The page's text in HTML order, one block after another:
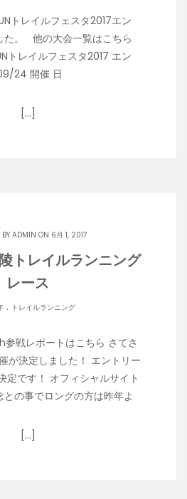
トレイルフェスタ2017エン
た。 他の大会一覧はこちら
トレイルフェスタ2017 エン
24 開催 日
[…]
ADMIN ON 6月 1, 2017
トレイルランニング
レース
. トレイルランニング
参戦レポートはこちら さてさ
が決定しました！ エントリー
定です！ オフィシャルサイト
の事でロングの方は昨年よ
[…]